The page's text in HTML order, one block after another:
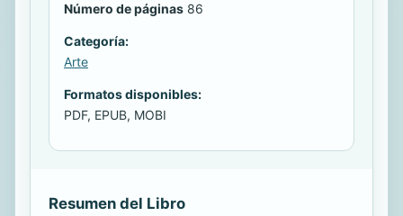
Número de páginas 86
Categoría:
Arte
Formatos disponibles:
PDF, EPUB, MOBI
Resumen del Libro